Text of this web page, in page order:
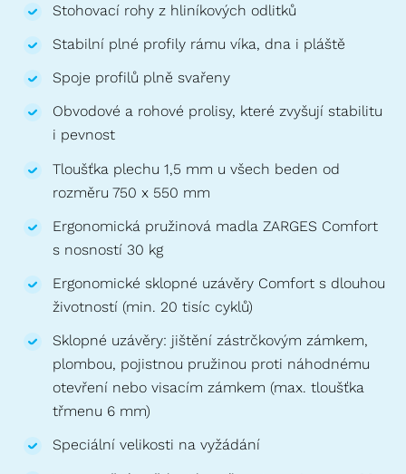
Stohovací rohy z hliníkových odlitků
Stabilní plné profily rámu víka, dna i pláště
Spoje profilů plně svařeny
Obvodové a rohové prolisy, které zvyšují stabilitu
i pevnost
Tloušťka plechu 1,5 mm u všech beden od
rozměru 750 x 550 mm
Ergonomická pružinová madla ZARGES Comfort
s nosností 30 kg
Ergonomické sklopné uzávěry Comfort s dlouhou
životností (min. 20 tisíc cyklů)
Sklopné uzávěry: jištění zástrčkovým zámkem,
plombou, pojistnou pružinou proti náhodnému
otevření nebo visacím zámkem (max. tloušťka
třmenu 6 mm)
Speciální velikosti na vyžádání